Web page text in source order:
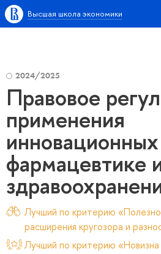
Высшая школа экономики
2024/2025
Правовое
применения
фармацевтике
Лучший по критерию
расширения кругозора и
Лучший по критерию «Новизна